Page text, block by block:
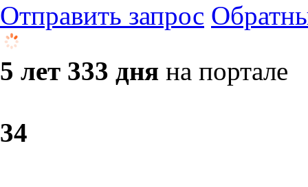
Отправить запрос
5 лет 333 дня на портале
34